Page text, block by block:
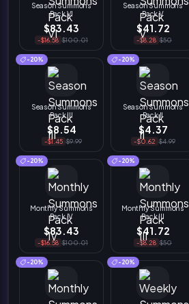
Season Summons
Pack VI
$83.43
-$16.58 $100.01
Season Summons
Pack V
$41.72
-$8.28 $50
-20%
Season Summons
Pack III
$8.54
-$1.45 $9.99
-20%
Season Summons
Pack II
$4.37
-$0.62 $4.99
-20%
Monthly Summons
Pack IV
$83.43
-$16.58 $100.01
-20%
Monthly Summons
Pack III
$41.72
-$8.28 $50
-20% -20%